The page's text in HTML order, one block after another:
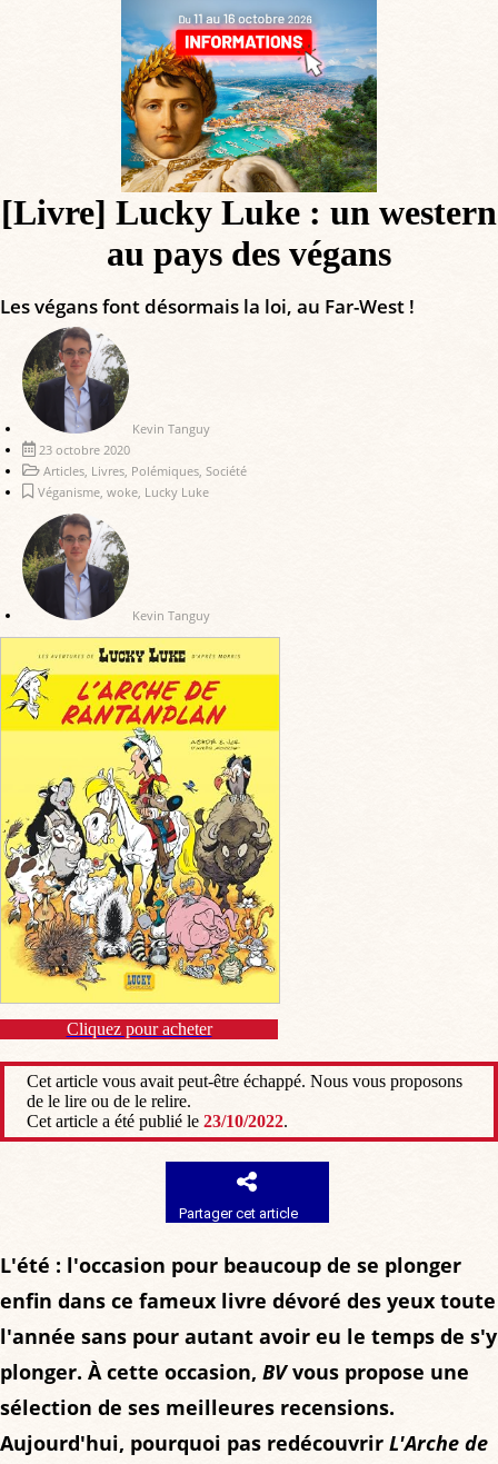
[Livre] Lucky Luke : un western
au pays des végans
Les végans font désormais la loi, au Far-West !
Kevin Tanguy
23 octobre 2020
Articles, Livres, Polémiques, Société
Véganisme, woke, Lucky Luke
Kevin Tanguy
Cliquez pour acheter
Cet article vous avait peut-être échappé. Nous vous proposons
de le lire ou de le relire.
Cet article a été publié le 23/10/2022.
Partager cet article
L'été : l'occasion pour beaucoup de se plonger
enfin dans ce fameux livre dévoré des yeux toute
l'année sans pour autant avoir eu le temps de s'y
plonger. À cette occasion, BVvous propose une
sélection de ses meilleures recensions.
Aujourd'hui, pourquoi pas redécouvrir L'Arche de